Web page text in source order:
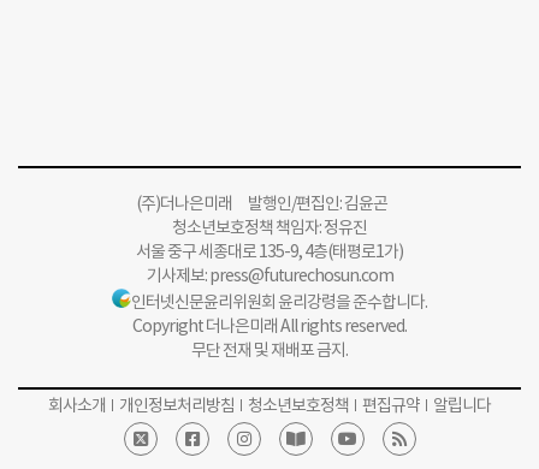
(주)더나은미래 발행인/편집인: 김윤곤
청소년보호정책 책임자: 정유진
서울 중구 세종대로 135-9, 4층(태평로1가)
기사제보:press@futurechosun.com
인터넷신문윤리위원회 윤리강령을 준수합니다.
Copyright 더나은미래 All rights reserved.
무단 전재 및 재배포 금지.
회사소개 개인정보처리방침 청소년보호정책 편집규약 알립니다